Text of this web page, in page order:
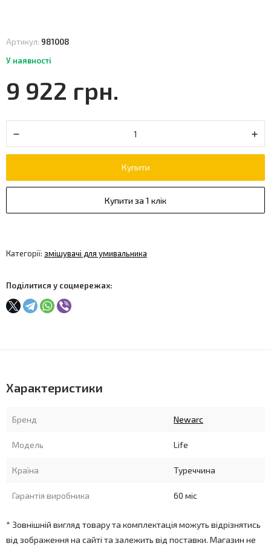
Артикул: 981008
У наявності
9 922 грн.
Купити
Купити за 1 клік
Категорії: змішувачі для умивальника
Поділитися у соцмережах:
Характеристики
Бренд Newarc
Модель Life
Країна Туреччина
Гарантія виробника 60 міс
* Зовнішній вигляд товару та комплектація можуть відрізнятись
від зображення на сайті та залежить від поставки. Магазин не